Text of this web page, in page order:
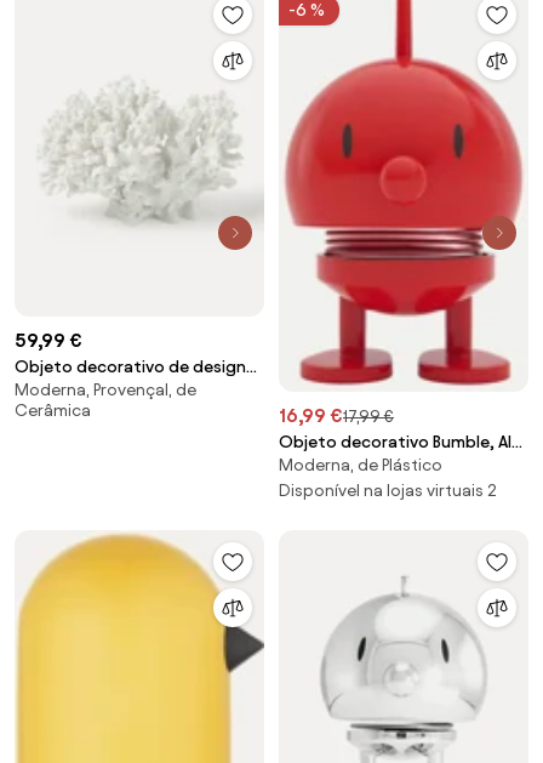
59,99 €
Objeto decorativo de design
Coral
Moderna, Provençal, de
Cerâmica
-6 %
16,99 €17,99 €
Objeto decorativo Bumble, Alt
8 cm
Moderna, de Plástico
Disponível na lojas virtuais 2